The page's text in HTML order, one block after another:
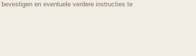
en eventuele verdere instructies te